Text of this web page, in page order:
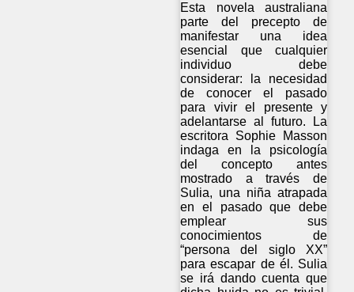
Esta novela australiana
parte del precepto de
manifestar una idea
esencial que cualquier
individuo debe
considerar: la necesidad
de conocer el pasado
para vivir el presente y
adelantarse al futuro. La
escritora Sophie Masson
indaga en la psicología
del concepto antes
mostrado a través de
Sulia, una niña atrapada
en el pasado que debe
emplear sus
conocimientos de
“persona del siglo XX”
para escapar de él. Sulia
se irá dando cuenta que